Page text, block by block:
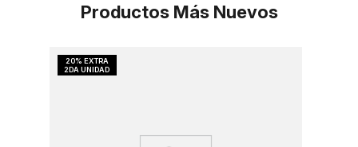
Productos Más Nuevos